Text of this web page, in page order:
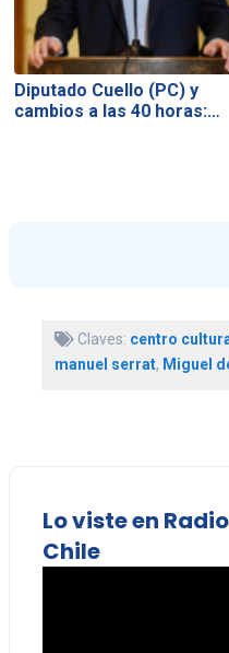
Diputado Cuello (PC) y
cambios a las 40 horas:…
Claves: centro
manuel serrat, Miguel
Lo viste en
Chile